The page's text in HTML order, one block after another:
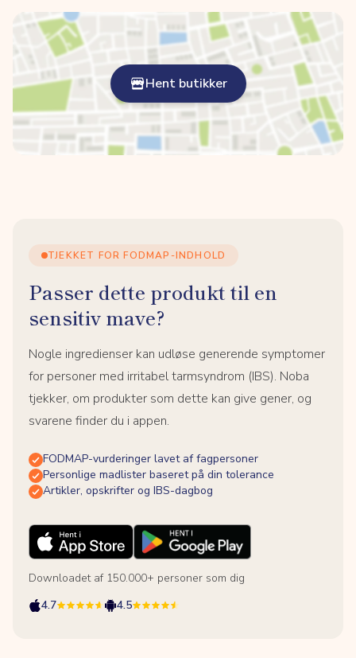
Hent butikker
TJEKKET FOR FODMAP-INDHOLD
Passer dette produkt til en
sensitiv mave?
Nogle ingredienser kan udløse generende symptomer
for personer med irritabel tarmsyndrom (IBS). Noba
tjekker, om produkter som dette kan give gener, og
svarene finder du i appen.
FODMAP-vurderinger lavet af fagpersoner
Personlige madlister baseret på din tolerance
Artikler, opskrifter og IBS-dagbog
Downloadet af 150.000+ personer som dig
4.7
4.5